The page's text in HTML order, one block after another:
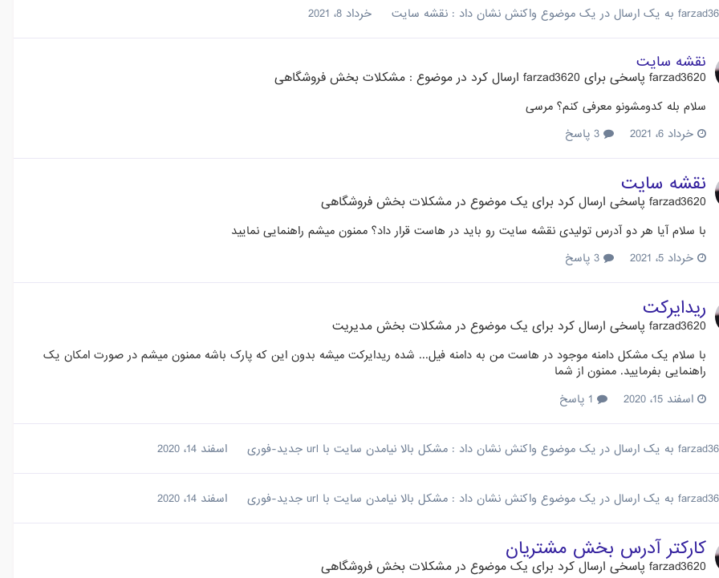
به یک ارسال در یک موضوع واکنش نشان داد : نقشه سایت خرداد 8، 2021
نقشه سایت
farzad3620 پاسخی برای farzad3620 ارسال کرد در موضوع : مشکلات بخش فروشگاهی
سلام بله کدومشونو معرفی کنم؟ مرسی
خرداد 6، 2021
نقشه سایت
farzad3620 پاسخی ارسال کرد برای یک موضوع در مشکلات بخش فروشگاهی
با سلام آیا هر دو آدرس تولیدی نقشه سایت رو باید در هاست قرار داد؟ ممنون میشم راهنمایی نمایید
خرداد 5، 2021
ریدایرکت
farzad3620 پاسخی ارسال کرد برای یک موضوع در مشکلات بخش مدیریت
با سلام یک مشکل دامنه موجود در هاست من به دامنه فیل... شده ریدایرکت میشه بدون این که پارک باشه ممنون میشم در صورت امکان یک
راهنمایی بفرمایید. ممنون از شما
اسفند 15، 2020
به یک ارسال در یک موضوع واکنش نشان داد : مشکل بالا نیامدن سایت با url جدید-فوری اسفند 14، 2020
به یک ارسال در یک موضوع واکنش نشان داد : مشکل بالا نیامدن سایت با url جدید-فوری اسفند 14، 2020
کارکتر آدرس بخش مشتریان
farzad3620 پاسخی ارسال کرد برای یک موضوع در مشکلات بخش فروشگاهی